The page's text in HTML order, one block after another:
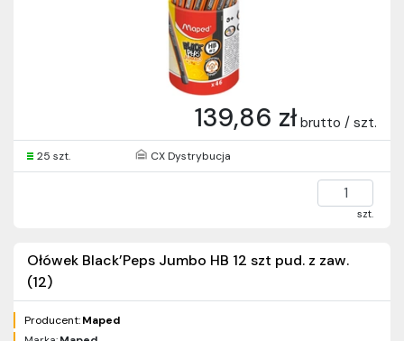
139,86 zł brutto / szt.
25 szt. CX Dystrybucja
szt.
Ołówek Black’Peps Jumbo HB 12 szt pud. z zaw.
(12)
Producent:Maped